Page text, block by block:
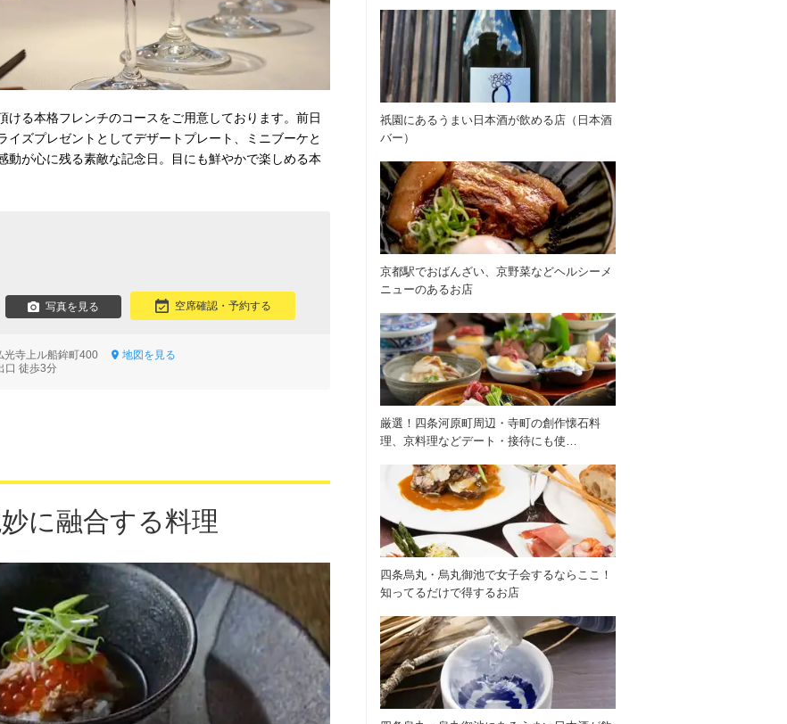
ける本格フレンチのコースをご用意しております。前日
イズプレゼントとしてデザートプレート、ミニブーケと
動が心に残る素敵な記念日。目にも鮮やかで楽しめる本
写真を見る 空席確認・予約する
光寺上ル船鉾町400
地図を見る
口 徒歩3分
に融合する料理
祇園にあるうまい日本酒が飲める店（日本酒
バー）
京都駅でおばんざい、京野菜などヘルシーメ
ニューのあるお店
厳選！四条河原町周辺・寺町の創作懐石料
理、京料理などデート・接待にも使…
四条烏丸・烏丸御池で女子会するならここ！
知ってるだけで得するお店